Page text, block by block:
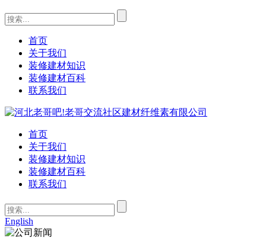
首页
关于我们
装修建材知识
装修建材百科
联系我们
首页
关于我们
装修建材知识
装修建材百科
联系我们
English